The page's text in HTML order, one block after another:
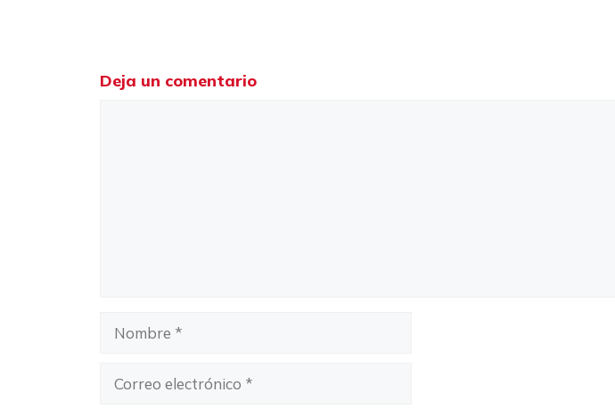
Deja un comentario
Nombre
electrónico